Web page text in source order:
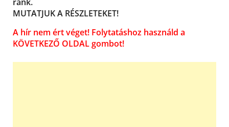
MUTATJUK A RÉSZLETEKET!
A hír nem ért véget! Folytatáshoz használd a
KÖVETKEZŐ OLDAL gombot!